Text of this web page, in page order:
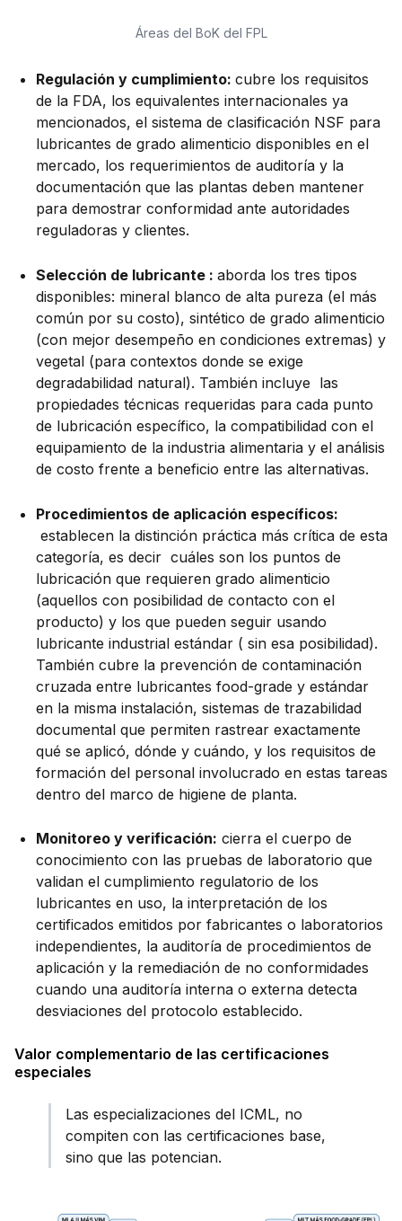
Áreas del BoK del FPL
Regulación y cumplimiento: cubre los requisitos
de la FDA, los equivalentes internacionales ya
mencionados, el sistema de clasificación NSF para
lubricantes de grado alimenticio disponibles en el
mercado, los requerimientos de auditoría y la
documentación que las plantas deben mantener
para demostrar conformidad ante autoridades
reguladoras y clientes.
Selección de lubricante : aborda los tres tipos
disponibles: mineral blanco de alta pureza (el más
común por su costo), sintético de grado alimenticio
(con mejor desempeño en condiciones extremas) y
vegetal (para contextos donde se exige
degradabilidad natural). También incluye las
propiedades técnicas requeridas para cada punto
de lubricación específico, la compatibilidad con el
equipamiento de la industria alimentaria y el análisis
de costo frente a beneficio entre las alternativas.
Procedimientos de aplicación específicos:
establecen la distinción práctica más crítica de esta
categoría, es decir cuáles son los puntos de
lubricación que requieren grado alimenticio
(aquellos con posibilidad de contacto con el
producto) y los que pueden seguir usando
lubricante industrial estándar ( sin esa posibilidad).
También cubre la prevención de contaminación
cruzada entre lubricantes food-grade y estándar
en la misma instalación, sistemas de trazabilidad
documental que permiten rastrear exactamente
qué se aplicó, dónde y cuándo, y los requisitos de
formación del personal involucrado en estas tareas
dentro del marco de higiene de planta.
Monitoreo y verificación: cierra el cuerpo de
conocimiento con las pruebas de laboratorio que
validan el cumplimiento regulatorio de los
lubricantes en uso, la interpretación de los
certificados emitidos por fabricantes o laboratorios
independientes, la auditoría de procedimientos de
aplicación y la remediación de no conformidades
cuando una auditoría interna o externa detecta
desviaciones del protocolo establecido.
Valor complementario de las certificaciones
especiales
Las especializaciones del ICML, no
compiten con las certificaciones base,
sino que las potencian.